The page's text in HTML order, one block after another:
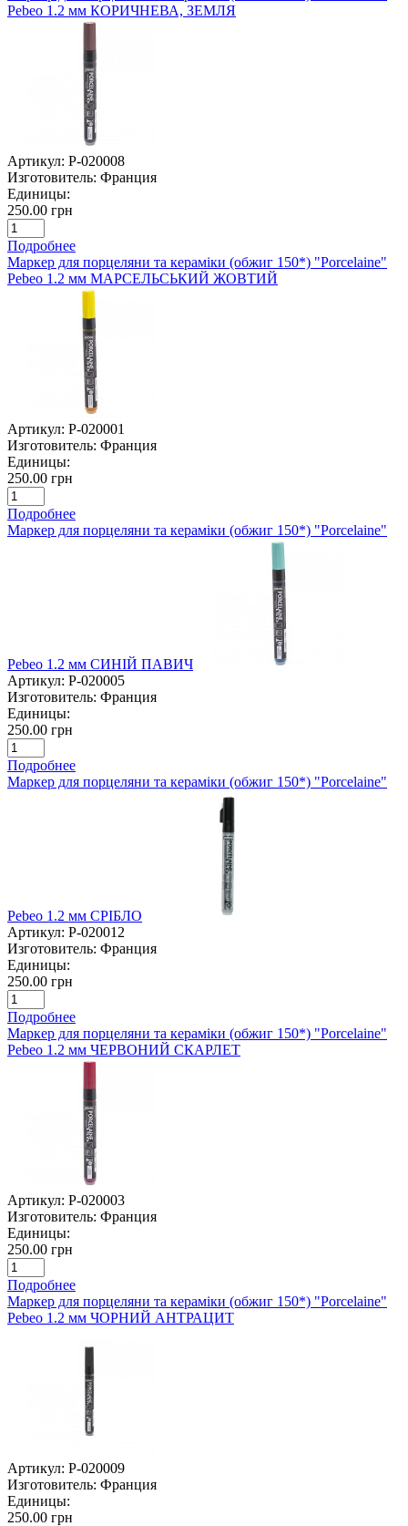
Pebeo 1.2 мм КОРИЧНЕВА, ЗЕМЛЯ
Артикул: P-020008
Изготовитель: Франция
Единицы:
250.00 грн
Подробнее
Маркер для порцеляни та кераміки (обжиг 150*) "Porcelaine"
Pebeo 1.2 мм МАРСЕЛЬСЬКИЙ ЖОВТИЙ
Артикул: P-020001
Изготовитель: Франция
Единицы:
250.00 грн
Подробнее
Маркер для порцеляни та кераміки (обжиг 150*) "Porcelaine"
Pebeo 1.2 мм СИНІЙ ПАВИЧ
Артикул: P-020005
Изготовитель: Франция
Единицы:
250.00 грн
Подробнее
Маркер для порцеляни та кераміки (обжиг 150*) "Porcelaine"
Pebeo 1.2 мм СРІБЛО
Артикул: P-020012
Изготовитель: Франция
Единицы:
250.00 грн
Подробнее
Маркер для порцеляни та кераміки (обжиг 150*) "Porcelaine"
Pebeo 1.2 мм ЧЕРВОНИЙ СКАРЛЕТ
Артикул: P-020003
Изготовитель: Франция
Единицы:
250.00 грн
Подробнее
Маркер для порцеляни та кераміки (обжиг 150*) "Porcelaine"
Pebeo 1.2 мм ЧОРНИЙ АНТРАЦИТ
Артикул: P-020009
Изготовитель: Франция
Единицы:
250.00 грн